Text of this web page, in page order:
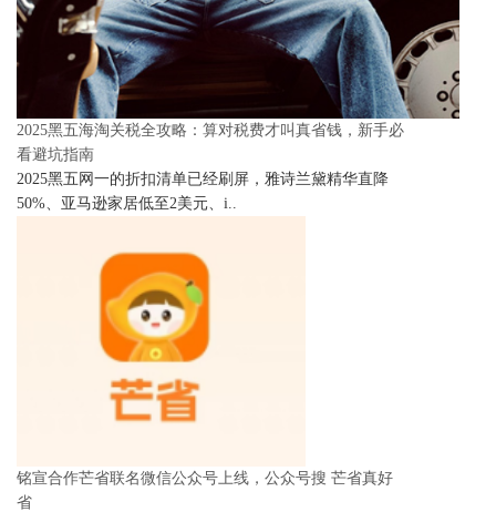
2025黑五海淘关税全攻略：算对税费才叫真省钱，新手必
看避坑指南
2025黑五网一的折扣清单已经刷屏，雅诗兰黛精华直降
50%、亚马逊家居低至2美元、i..
铭宣合作芒省联名微信公众号上线，公众号搜 芒省真好
省